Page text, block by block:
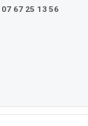
07 67 25 13 56